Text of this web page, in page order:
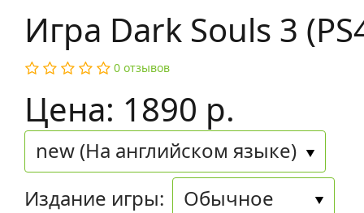
Игра Dark Souls 3
0 отзывов
Цена: 1890 р.
new (На английском языке)
Издание игры:
Обычное